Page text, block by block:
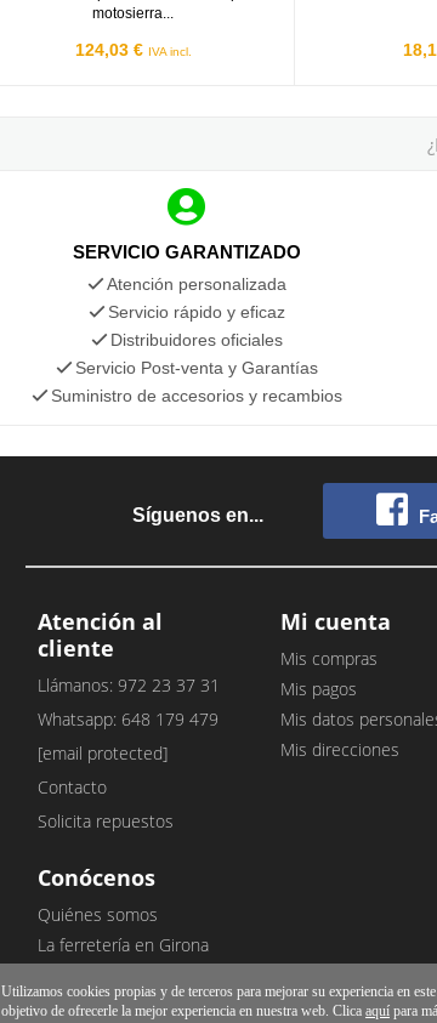
motosierra...
124,03 € IVA incl.
SERVICIO GARANTIZADO
Atención personalizada
Servicio rápido y eficaz
Distribuidores oficiales
Servicio Post-venta y Garantías
Suministro de accesorios y recambios
Síguenos en...
Atención al
cliente
Llámanos: 972 23 37 31
Whatsapp: 648 179 479
[email protected]
Contacto
Solicita repuestos
Conócenos
Quiénes somos
La ferretería en Girona
Opiniones de clientes
Mi cuenta
Mis compras
Mis pagos
Mis datos
Mis direcciones
Utilizamos cookies propias y de terceros para mejorar su experiencia en
objetivo de ofrecerle la mejor experiencia en nuestra web. Clica aquípara